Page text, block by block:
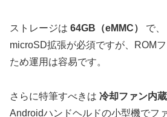
ストレージは 64GB（eMMC）
で、
microSD拡張が必須ですが、ROM
ため運用は容易です。
さらに特筆すべきは 冷却ファン内蔵
Androidハンドヘルドの小型機でフ